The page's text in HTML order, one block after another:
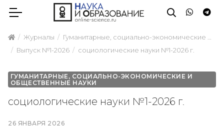
Журналы
Гуманитарные, социально-экономические и общественные науки
Выпуск №1-2026
социологические науки №1-2026 г.
ГУМАНИТАРНЫЕ, СОЦИАЛЬНО-ЭКОНОМИЧЕСКИЕ И
ОБЩЕСТВЕННЫЕ НАУКИ
социологические науки №1-2026 г.
26 ЯНВАРЯ 2026